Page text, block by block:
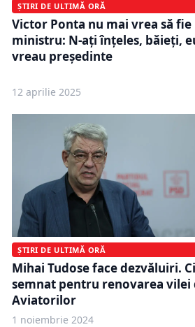
ȘTIRI DE ULTIMĂ ORĂ
Victor Ponta nu mai vrea să
ministru: N-aţi înţeles, băieţi,
vreau preşedinte
12 aprilie 2025
ȘTIRI DE ULTIMĂ ORĂ
Mihai Tudose face dezvăluiri.
semnat pentru renovarea vilei
Aviatorilor
1 noiembrie 2024